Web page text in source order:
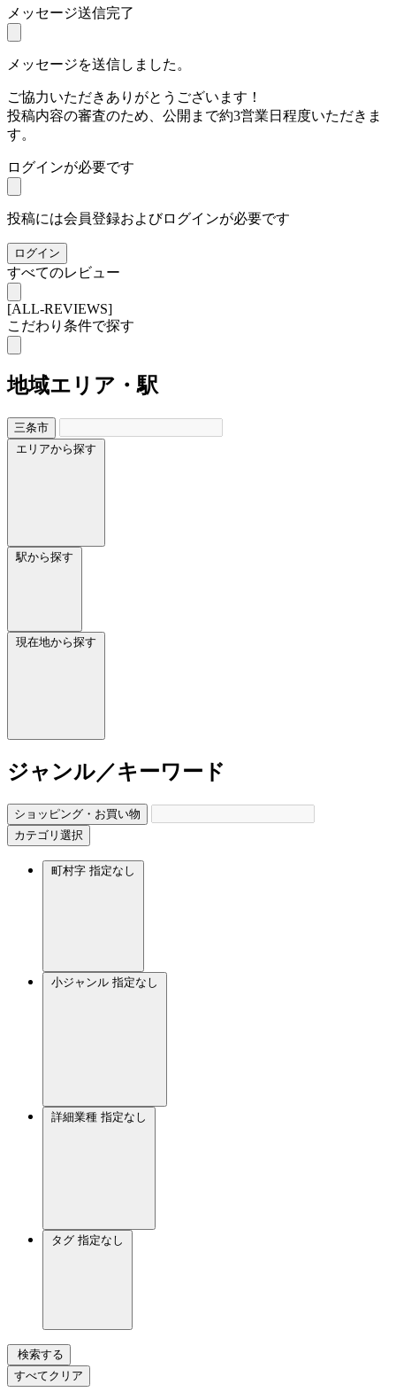
メッセージ送信完了
メッセージを送信しました。
ご協力いただきありがとうございます！
投稿内容の審査のため、公開まで約3営業日程度いただきま
す。
ログインが必要です
投稿には会員登録およびログインが必要です
ログイン
すべてのレビュー
[ALL-REVIEWS]
こだわり条件で探す
地域エリア・駅
三条市
エリアから探す
駅から探す
現在地から探す
ジャンル／キーワード
ショッピング・お買い物
カテゴリ選択
町村字 指定なし
小ジャンル 指定なし
詳細業種 指定なし
タグ 指定なし
検索する
すべてクリア